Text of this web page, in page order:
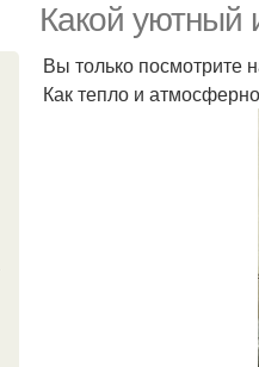
Какой уютный
Вы только посмотрите
Как тепло и атмосферно